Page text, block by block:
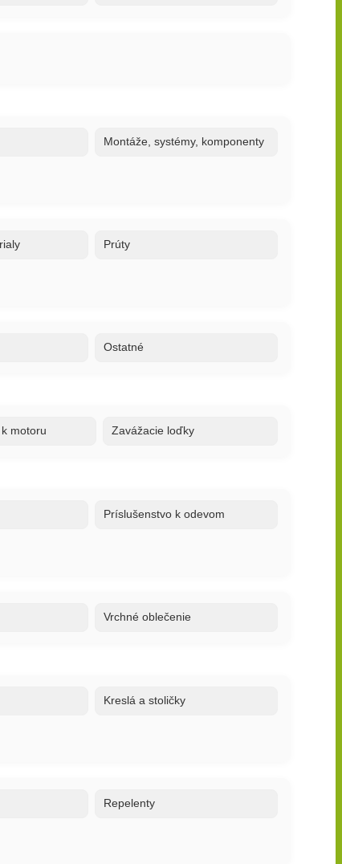
Montáže, systémy, komponenty
Prúty
Ostatné
motoru Zavážacie loďky
Príslušenstvo k odevom
Vrchné oblečenie
Kreslá a stoličky
Repelenty